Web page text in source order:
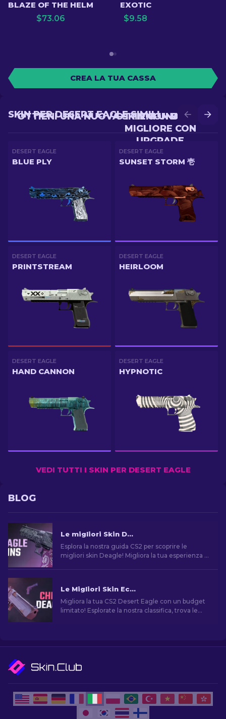
BLAZE OF THE HELM
$73.06
EXOTIC
$9.58
CREA LA TUA CASSA
OTTIENI UNA SKIN
MIGLIORE CON
UPGRADE
OTTIENI UNA NUOVA SKIN CON BATTLE
SKIN PER DESERT EAGLE SIMILI
DESERT EAGLE
BLUE PLY
DESERT EAGLE
SUNSET STORM 壱
DESERT EAGLE
PRINTSTREAM
DESERT EAGLE
HEIRLOOM
DESERT EAGLE
HAND CANNON
DESERT EAGLE
HYPNOTIC
VEDI TUTTI I SKIN PER DESERT EAGLE
BLOG
Le migliori Skin Deagle in CS2 [2026]
Esplora la nostra guida CS2 per scoprire le
migliori skin Deagle! Migliora la tua esperienza di
Le Migliori Skin Economiche per Desert Eagle di CS2
Migliora la tua CS2 Desert Eagle con un budget
limitato! Esplorate la nostra classifica, trova le